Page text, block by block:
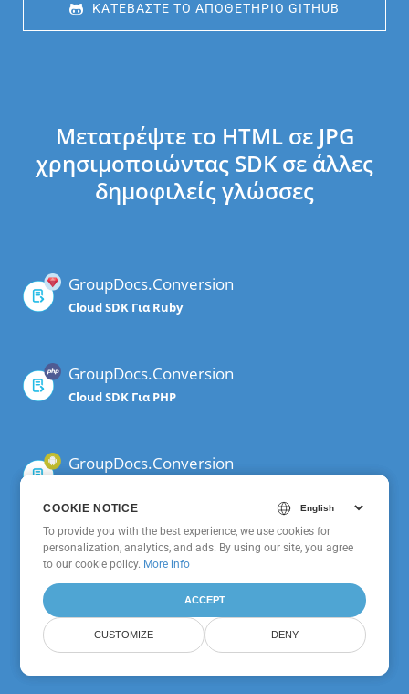
ΚΑΤΕΒΆΣΤΕ ΤΟ ΑΠΟΘΕΤΉΡΙΟ GITHUB
Μετατρέψτε το HTML σε JPG
χρησιμοποιώντας SDK σε άλλες
δημοφιλείς γλώσσες
GroupDocs.Conversion
Cloud SDK Για Ruby
GroupDocs.Conversion
Cloud SDK Για PHP
GroupDocs.Conversion
GroupDocs.Conversion
GroupDocs.Conversion
COOKIE NOTICE
To provide you with the best experience, we use cookies for
personalization, analytics, and ads. By using our site, you agree
toour cookie policy.
ACCEPT
CUSTOMIZE DENY
COOKIE NOTICE
To provide you with the best experience, we use cookies for
personalization, analytics, and ads. By using our site, you agree
to our cookie policy. More info
ACCEPT
CUSTOMIZE DENY